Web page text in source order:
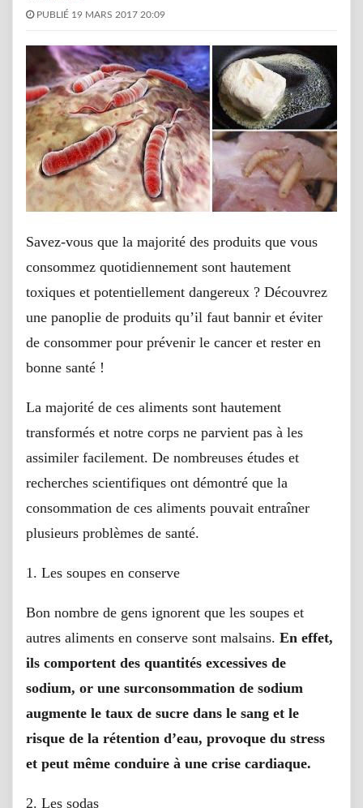
PUBLIÉ 19 MARS 2017 20:09
Savez-vous que la majorité des produits que vous
consommez quotidiennement sont hautement
toxiques et potentiellement dangereux ? Découvrez
une panoplie de produits qu’il faut bannir et éviter
de consommer pour prévenir le cancer et rester en
bonne santé !
La majorité de ces aliments sont hautement
transformés et notre corps ne parvient pas à les
assimiler facilement. De nombreuses études et
recherches scientifiques ont démontré que la
consommation de ces aliments pouvait entraîner
plusieurs problèmes de santé.
1. Les soupes en conserve
Bon nombre de gens ignorent que les soupes et
autres aliments en conserve sont malsains. En effet,
ils comportent des quantités excessives de
sodium, or une surconsommation de sodium
augmente le taux de sucre dans le sang et le
risque de la rétention d’eau, provoque du stress
et peut même conduire à une crise cardiaque.
2. Les sodas